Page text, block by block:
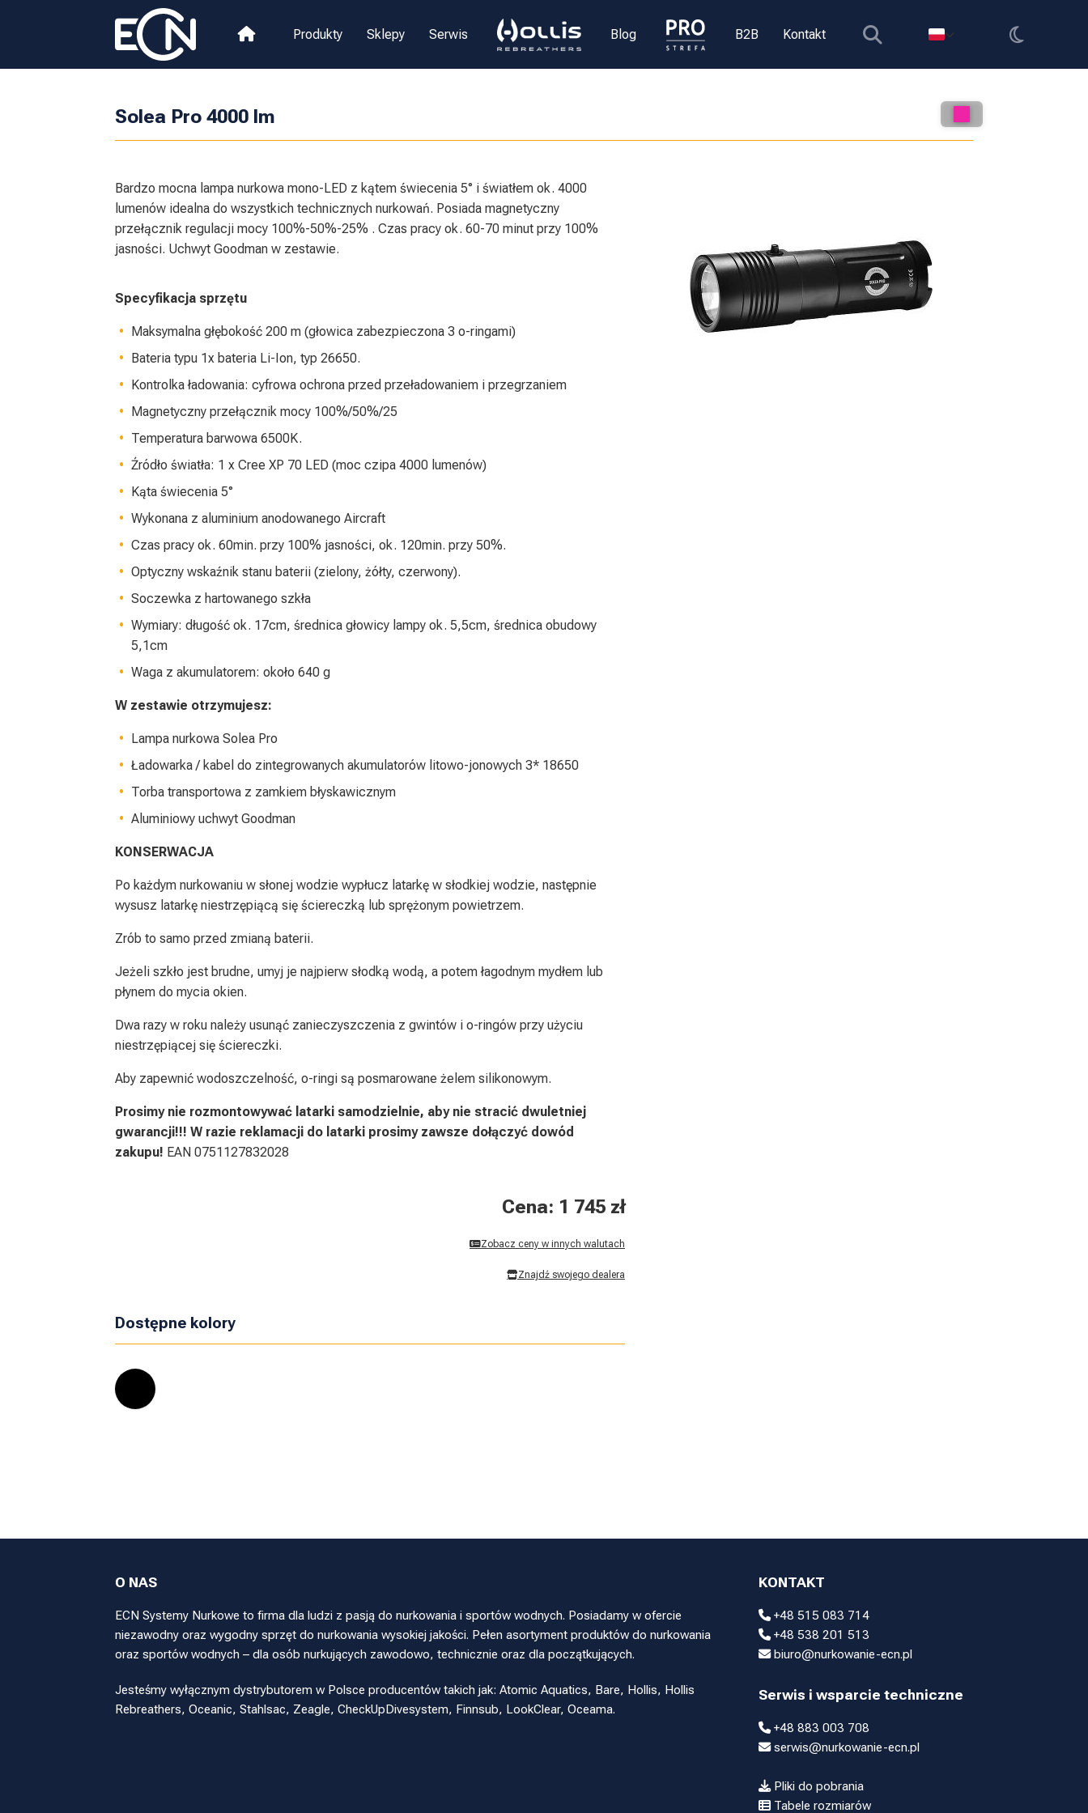
Produkty Sklepy Serwis Blog B2B Kontakt
Solea Pro 4000 lm
Bardzo mocna lampa nurkowa mono-LED z kątem świecenia 5° i światłem ok. 4000
lumenów idealna do wszystkich technicznych nurkowań. Posiada magnetyczny
przełącznik regulacji mocy 100%-50%-25% . Czas pracy ok. 60-70 minut przy 100%
jasności. Uchwyt Goodman w zestawie.
Specyfikacja sprzętu
Maksymalna głębokość 200 m (głowica zabezpieczona 3 o-ringami)
Bateria typu 1x bateria Li-Ion, typ 26650.
Kontrolka ładowania: cyfrowa ochrona przed przeładowaniem i przegrzaniem
Magnetyczny przełącznik mocy 100%/50%/25
Temperatura barwowa 6500K.
Źródło światła: 1 x Cree XP 70 LED (moc czipa 4000 lumenów)
Kąta świecenia 5°
Wykonana z aluminium anodowanego Aircraft
Czas pracy ok. 60min. przy 100% jasności, ok. 120min. przy 50%.
Optyczny wskaźnik stanu baterii (zielony, żółty, czerwony).
Soczewka z hartowanego szkła
Wymiary: długość ok. 17cm, średnica głowicy lampy ok. 5,5cm, średnica obudowy
5,1cm
Waga z akumulatorem: około 640 g
W zestawie otrzymujesz:
Lampa nurkowa Solea Pro
Ładowarka / kabel do zintegrowanych akumulatorów litowo-jonowych 3* 18650
Torba transportowa z zamkiem błyskawicznym
Aluminiowy uchwyt Goodman
KONSERWACJA
Po każdym nurkowaniu w słonej wodzie wypłucz latarkę w słodkiej wodzie, następnie
wysusz latarkę niestrzępiącą się ściereczką lub sprężonym powietrzem.
Zrób to samo przed zmianą baterii.
Jeżeli szkło jest brudne, umyj je najpierw słodką wodą, a potem łagodnym mydłem lub
płynem do mycia okien.
Dwa razy w roku należy usunąć zanieczyszczenia z gwintów i o-ringów przy użyciu
niestrzępiącej się ściereczki.
Aby zapewnić wodoszczelność, o-ringi są posmarowane żelem silikonowym.
Prosimy nie rozmontowywać latarki samodzielnie, aby nie stracić dwuletniej
gwarancji!!! W razie reklamacji do latarki prosimy zawsze dołączyć dowód
zakupu! EAN 0751127832028
Cena: 1 745 zł
Zobacz ceny w innych walutach
Znajdź swojego dealera
Dostępne kolory
O NAS
ECN Systemy Nurkowe to firma dla ludzi z pasją do nurkowania i sportów wodnych. Posiadamy w ofercie
niezawodny oraz wygodny sprzęt do nurkowania wysokiej jakości. Pełen asortyment produktów do nurkowania
oraz sportów wodnych – dla osób nurkujących zawodowo, technicznie oraz dla początkujących.
Jesteśmy wyłącznym dystrybutorem w Polsce producentów takich jak: Atomic Aquatics, Bare, Hollis, Hollis
Rebreathers, Oceanic, Stahlsac, Zeagle, CheckUpDivesystem, Finnsub, LookClear, Oceama.
KONTAKT
+48 515 083 714
+48 538 201 513
biuro@nurkowanie-ecn.pl
Serwis i wsparcie techniczne
+48 883 003 708
serwis@nurkowanie-ecn.pl
Pliki do pobrania
Tabele rozmiarów